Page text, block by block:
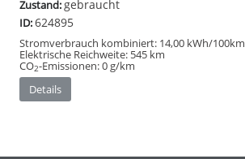
Zustand: gebraucht
ID:624895
Stromverbrauch kombiniert: 14,00 kWh/100km
Elektrische Reichweite: 545 km
CO2-Emissionen:0 g/km
Details